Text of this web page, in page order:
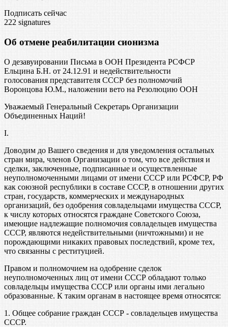
Подписать сейчас
222 signatures
Об отмене реабилитации сионизма
О дезавуировании Письма в ООН Президента РСФСР
Ельцина Б.Н. от 24.12.91 и недействительности
голосования представителя СССР без полномочий
Воронцова Ю.М., наложении вето на Резолюцию ООН
Уважаемый Генеральный Секретарь Организации
Объединенных Наций!
I.
Доводим до Вашего сведения и для уведомления остальных
стран мира, членов Организации о том, что все действия и
сделки, заключенные, подписанные и осуществленные
неуполномоченными лицами от имени СССР или РСФСР, РФ
как союзной республики в составе СССР, в отношении других
стран, государств, коммерческих и международных
организаций, без одобрения совладельцами имущества СССР,
к числу которых относятся граждане Советского Союза,
имеющие надлежащие полномочия совладельцев имущества
СССР, являются недействительными (ничтожными) и не
порождающими никаких правовых последствий, кроме тех,
что связанны с реституцией.
Правом и полномочием на одобрение сделок
неуполномоченных лиц от имени СССР обладают только
совладельцы имущества СССР или органы ими легально
образованные. К таким органам в настоящее время относятся:
1. Общее собрание граждан СССР - совладельцев имущества
СССР.